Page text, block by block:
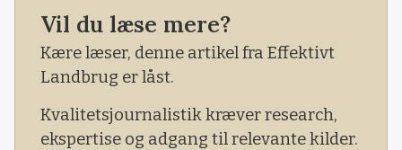
for udfordringer og understreger, at regeringen
ønsker at lette deres vej ind i erhvervet.
Vil du læse mere?
Kære læser, denne artikel fra Effektivt
Landbrug er låst.
Kvalitetsjournalistik kræver research,
ekspertise og adgang til relevante kilder.